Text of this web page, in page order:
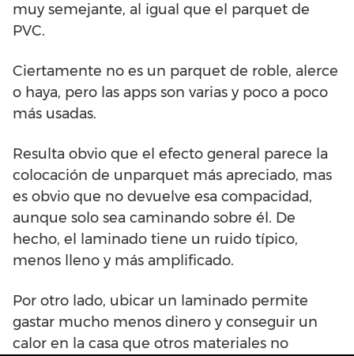
muy semejante, al igual que el parquet de
PVC.
Ciertamente no es un parquet de roble, alerce
o haya, pero las apps son varias y poco a poco
más usadas.
Resulta obvio que el efecto general parece la
colocación de unparquet más apreciado, mas
es obvio que no devuelve esa compacidad,
aunque solo sea caminando sobre él. De
hecho, el laminado tiene un ruido típico,
menos lleno y más amplificado.
Por otro lado, ubicar un laminado permite
gastar mucho menos dinero y conseguir un
calor en la casa que otros materiales no